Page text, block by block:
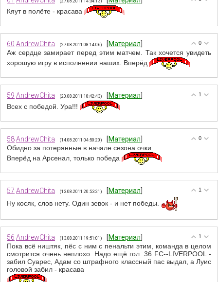
Кяут в полёте - красава
0
60 AndrewChita (27.08.2011 08:14:06) [Материал
Аж сердце замирает перед этим матчем. Так хочется увидеть
хорошую игру в исполнении наших. Вперёд
1
59 AndrewChita (20.08.2011 18:42:43) [Материал
Всех с победой. Ура!!!
0
58AndrewChita (14.08.2011 04:50:20) [Материал
Обидно за потерянные в начале сезона очки.
Вперёд на Арсенал, только победа
1
57 AndrewChita (13.08.2011 20:53:21) [Материал
Ну косяк, слов нету. Один зевок - и нет победы.
1
56 AndrewChita (13.08.2011 19:51:01) [Материал
Пока всё ништяк, пёс с ним с пенальти этим, команда в целом
смотрится очень неплохо. Надо ещё гол. 36 FC--LIVERPOOL -
забил Суарес, Адам со штрафного классный пас выдал, а Луис
головой забил - красава